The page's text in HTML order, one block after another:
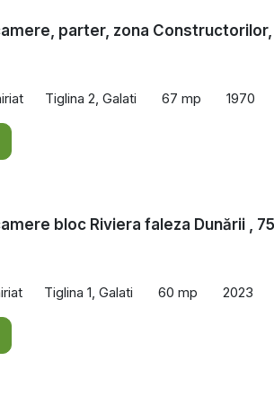
parter, zona Constructorilor,
Tiglina 2, Galati 67 mp 1970
bloc Riviera faleza Dunării ,
Tiglina 1, Galati 60 mp 2023